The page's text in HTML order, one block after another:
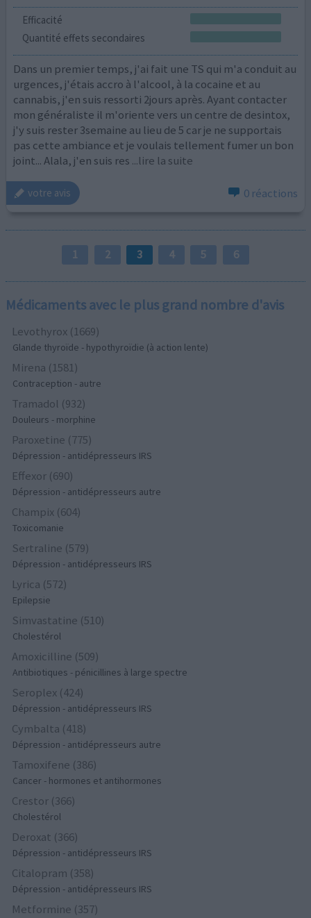
Efficacité
Quantité effets secondaires
Dans un premier temps, j'ai fait une TS qui m'a conduit au
urgences, j'étais accro à l'alcool, à la cocaine et au
cannabis, j'en suis ressorti 2jours après. Ayant contacter
mon généraliste il m'oriente vers un centre de desintox,
j'y suis rester 3semaine au lieu de 5 car je ne supportais
pas cette ambiance et je voulais tellement fumer un bon
joint... Alala, j'en suis res ...lire la suite
votre avis 0 réactions
1 2 3 4 5 6
Médicaments avec le plus grand nombre d'avis
Levothyrox (1669)
Glande thyroïde - hypothyroïdie (à action lente)
Mirena (1581)
Contraception - autre
Tramadol (932)
Douleurs - morphine
Paroxetine (775)
Dépression - antidépresseurs IRS
Effexor (690)
Dépression - antidépresseurs autre
Champix (604)
Toxicomanie
Sertraline (579)
Dépression - antidépresseurs IRS
Lyrica (572)
Epilepsie
Simvastatine (510)
Cholestérol
Amoxicilline (509)
Antibiotiques - pénicillines à large spectre
Seroplex (424)
Dépression - antidépresseurs IRS
Cymbalta (418)
Dépression - antidépresseurs autre
Tamoxifene (386)
Cancer - hormones et antihormones
Crestor (366)
Cholestérol
Deroxat (366)
Dépression - antidépresseurs IRS
Citalopram (358)
Dépression - antidépresseurs IRS
Metformine (357)